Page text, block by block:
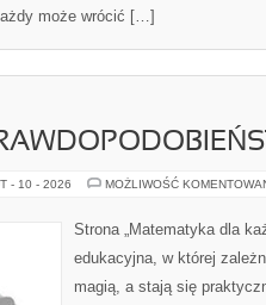
może wrócić […]
- 10 - 2026 MOŻLIWOŚĆ
Strona „Matematyka dla
edukacyjna, w której
magią, a stają się